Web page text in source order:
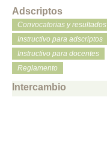
Adscriptos
Convocatorias y resultados
Instructivo para adscriptos
Instructivo para docentes
Reglamento
Intercambio